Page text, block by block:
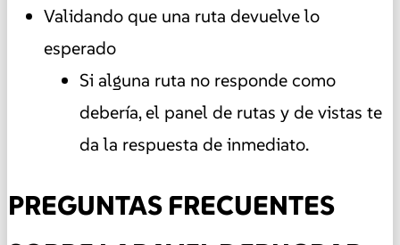
Validando que una ruta devuelve lo
esperado
Si alguna ruta no responde como
debería, el panel de rutas y de vistas te
da la respuesta de inmediato.
PREGUNTAS FRECUENTES